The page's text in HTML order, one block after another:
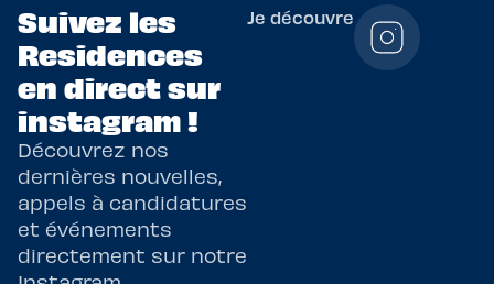
Suivez les
Residences
en direct sur
instagram !
Découvrez nos
dernières nouvelles,
appels à candidatures
et événements
directement sur notre
Je découvre